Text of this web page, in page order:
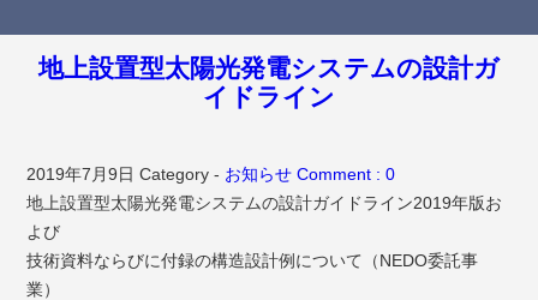
地上設置型太陽光発電システムの設計ガ
イドライン
2019年7月9日 Category - お知らせ Comment : 0
地上設置型太陽光発電システムの設計ガイドライン2019年版お
よび
技術資料ならびに付録の構造設計例について（NEDO委託事
業）